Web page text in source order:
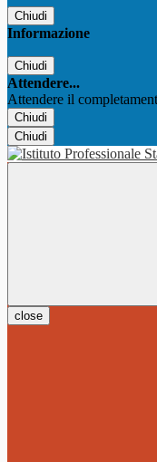
Chiudi
Informazione
Chiudi
Attendere...
Attendere il
Chiudi
Chiudi
close